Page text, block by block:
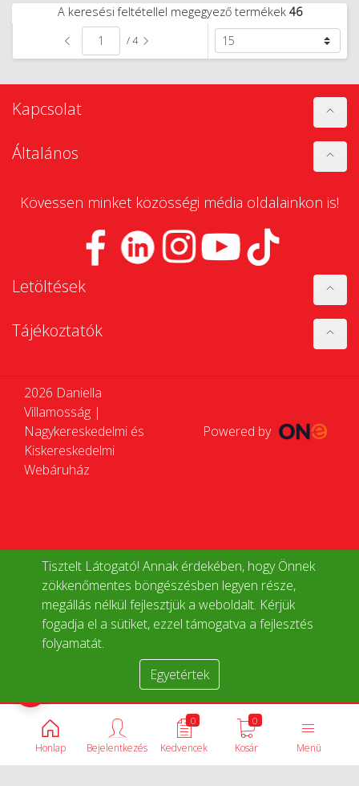
Tisztelt Látogató! Annak érdekében, hogy Önnek
zökkenőmentes böngészésben legyen része,
megállás nélkül fejlesztjük a weboldalt. Kérjük
fogadja el a sütiket, ezzel támogatva a fejlesztés
folyamatát.
Egyetértek
A keresési feltétellel megegyező termékek 46
/ 4
Kapcsolat
Általános
Kövessen minket közösségi média oldalainkon is!
Letöltések
Tájékoztatók
2026 Daniella
Villamosság |
Nagykereskedelmi és
Kiskereskedelmi
Webáruház
Powered by
Honlap Menü
0
Kosár
0
Kedvencek
Bejelentkezés
Termékek összehasonlítása